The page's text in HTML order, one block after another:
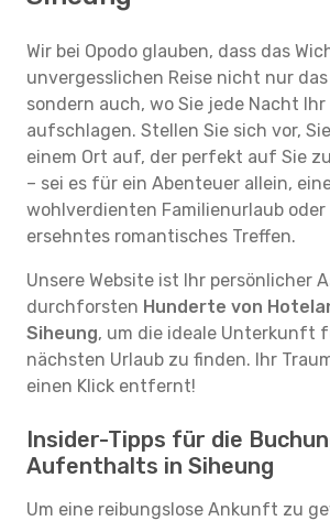
Wir bei Opodo glauben, dass das
unvergesslichen Reise nicht nur
sondern auch, wo Sie jede Nacht
aufschlagen. Stellen Sie sich vor,
einem Ort auf, der perfekt auf Sie
– sei es für ein Abenteuer allein,
wohlverdienten Familienurlaub oder
ersehntes romantisches Treffen.
Unsere Website ist Ihr persönlicher
durchforsten Hunderte von
Siheung, um die ideale Unterkunft
nächsten Urlaub zu finden. Ihr
einen Klick entfernt!
Insider-Tipps für die
Aufenthalts in Siheung
Um eine reibungslose Ankunft zu